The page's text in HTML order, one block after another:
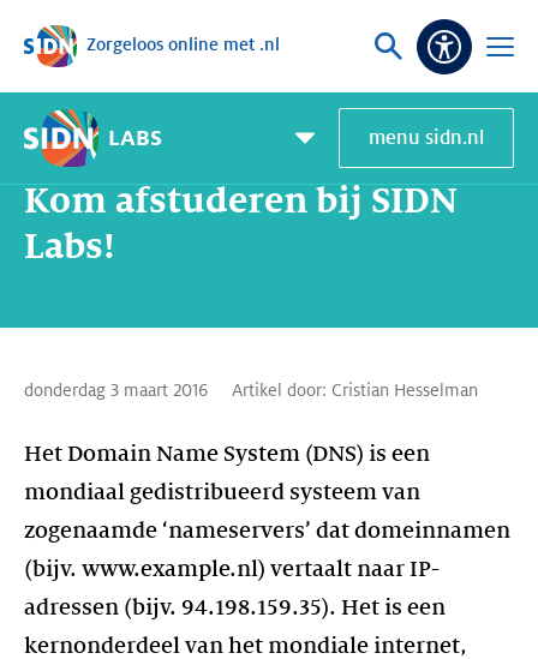
Sla navigatie over
Zorgeloos online met .nl
Vraag
zoek
Open
LABS
Pagemenu
toggle
menu sidn.nl
Home SIDN Labs
Kom afstuderen bij SIDN
Labs!
donderdag 3 maart 2016 Artikel door: Cristian Hesselman
Het Domain Name System (DNS) is een
mondiaal gedistribueerd systeem van
zogenaamde ‘nameservers’ dat domeinnamen
(bijv. www.example.nl) vertaalt naar IP-
adressen (bijv. 94.198.159.35). Het is een
kernonderdeel van het mondiale internet,